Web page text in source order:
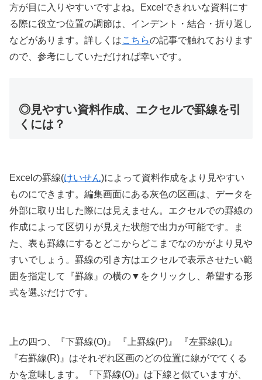
方が目に入りやすいですよね。Excelできれいな資料にす
る際に役立つ位置の調節は、インデント・結合・折り返し
などがあります。詳しくはこちらの記事で触れております
ので、参考にしていただければ幸いです。
◎見やすい資料作成、エクセルで罫線を引
くには？
Excelの罫線(けいせん)によって資料作成をより見やすい
ものにできます。編集画面にある灰色の区画は、データを
外部に取り出した際には見えません。エクセルでの罫線の
作成によって区切りが見えた状態で出力が可能です。ま
た、表も罫線にするとどこからどこまでなのかがより見や
すいでしょう。罫線の引き方はエクセルで表示させたい範
囲を指定して『罫線』の横の▼をクリックし、希望する形
式を選ぶだけです。
上の四つ、『下罫線(O)』 『上罫線(P)』 『左罫線(L)』
『右罫線(R)』はそれぞれ区画のどの位置に線がでてくる
かを意味します。『下罫線(O)』は下線と似ていますが、